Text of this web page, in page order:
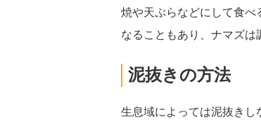
焼や天ぷらなどにして食べ
なることもあり、ナマズは
泥抜きの方法
生息域によっては泥抜きし